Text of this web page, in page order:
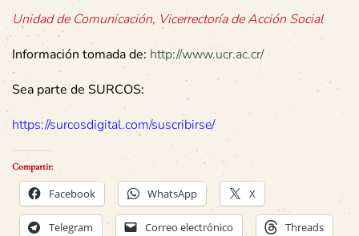
Unidad de Comunicación, Vicerrectoría de Acción Social
Información tomada de: http://www.ucr.ac.cr/
Sea parte de SURCOS:
https://surcosdigital.com/suscribirse/
Compartir:
Facebook WhatsApp X
Telegram Correo electrónico Threads